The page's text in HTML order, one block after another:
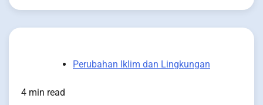
Perubahan Iklim dan Lingkungan
4 min read